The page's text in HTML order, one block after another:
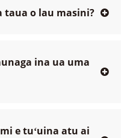
taua o lau masini?
ina ua uma
e tuʻuina atu ai